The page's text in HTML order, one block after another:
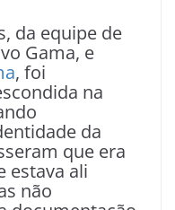
da equipe de
Gama, e
, foi
na
da
que era
estava ali
não